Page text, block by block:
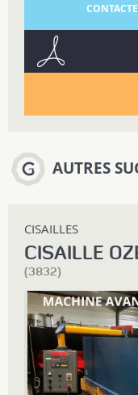
AUTRES
CISAILLES
CISAILLE
(3832)